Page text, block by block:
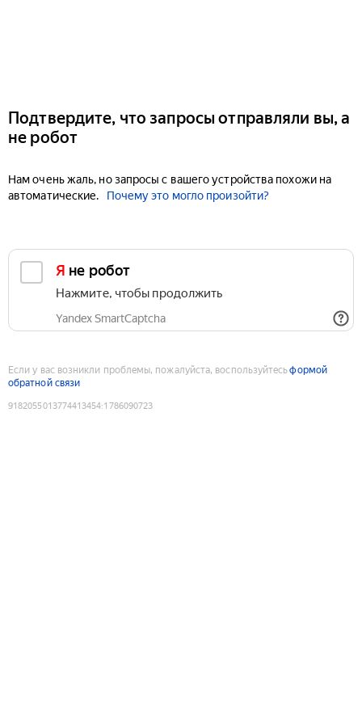
Подтвердите, что запросы отправляли вы, а
не робот
Нам очень жаль, но запросы с вашего устройства похожи на
автоматические.
Почему это могло произойти?
Я не робот
Нажмите, чтобы продолжить
Yandex SmartCaptcha
Если у вас возникли проблемы, пожалуйста, воспользуйтесьформой
обратной связи
9182055013774413454:1786090723